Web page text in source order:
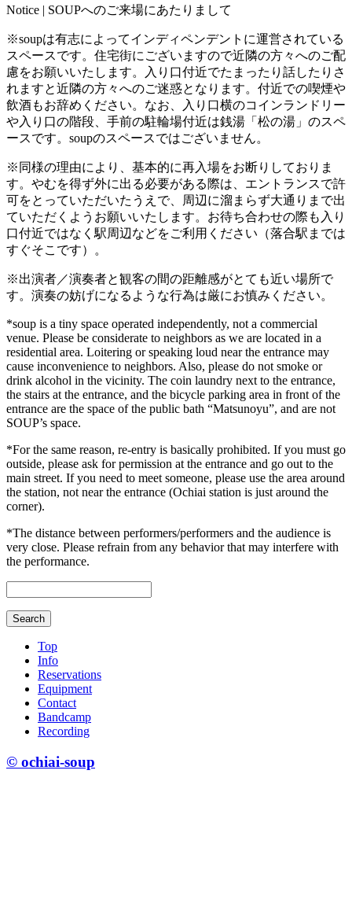
Notice | SOUPへのご来場にあたりまして
※soupは有志によってインディペンデントに運営されている
スペースです。住宅街にございますので近隣の方々へのご配
慮をお願いいたします。入り口付近でたまったり話したりさ
れますと近隣の方々へのご迷惑となります。付近での喫煙や
飲酒もお辞めください。なお、入り口横のコインランドリー
や入り口の階段、手前の駐輪場付近は銭湯「松の湯」のスペ
ースです。soupのスペースではございません。
※同様の理由により、基本的に再入場をお断りしておりま
す。やむを得ず外に出る必要がある際は、エントランスで許
可をとっていただいたうえで、周辺に溜まらず大通りまで出
ていただくようお願いいたします。お待ち合わせの際も入り
口付近ではなく駅周辺などをご利用ください（落合駅までは
すぐそこです）。
※出演者／演奏者と観客の間の距離感がとても近い場所で
す。演奏の妨げになるような行為は厳にお慎みください。
*soup is a tiny space operated independently, not a commercial
venue. Please be considerate to neighbors as we are located in a
residential area. Loitering or speaking loud near the entrance may
cause inconvenience to neighbors. Also, please do not smoke or
drink alcohol in the vicinity. The coin laundry next to the entrance,
the stairs at the entrance, and the bicycle parking area in front of the
entrance are the space of the public bath “Matsunoyu”, and are not
SOUP’s space.
*For the same reason, re-entry is basically prohibited. If you must go
outside, please ask for permission at the entrance and go out to the
main street. If you need to meet someone, please use the area around
the station, not near the entrance (Ochiai station is just around the
corner).
*The distance between performers/performers and the audience is
very close. Please refrain from any behavior that may interfere with
the performance.
Top
Info
Reservations
Equipment
Contact
Bandcamp
Recording
© ochiai-soup